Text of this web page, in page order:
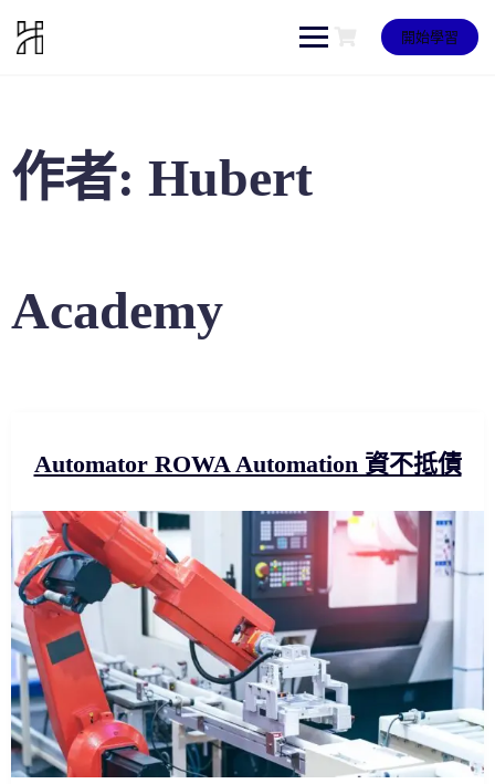
content
開始學習
作者: Hubert
Academy
Automator ROWA Automation 資不抵債